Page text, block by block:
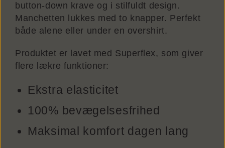
button-down krave og i stilfuldt design.
Manchetten lukkes med to knapper. Perfekt
både alene eller under en overshirt.
Produktet er lavet med Superflex, som giver
flere lækre funktioner:
Ekstra elasticitet
100% bevægelsesfrihed
Maksimal komfort dagen lang